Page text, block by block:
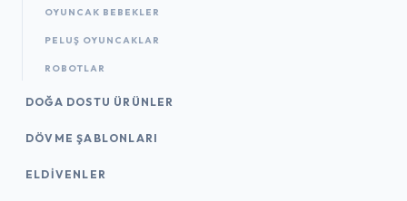
OYUNCAK BEBEKLER
PELUŞ OYUNCAKLAR
ROBOTLAR
DOĞA DOSTU ÜRÜNLER
DÖVME ŞABLONLARI
ELDIVENLER